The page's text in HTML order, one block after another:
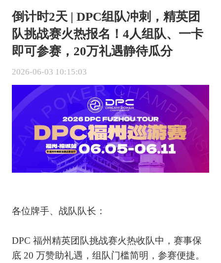
倒计时2天 | DPC组队冲刺，精英团
队挑战赛火热报名！4人组队、一卡
即可参赛，20万礼遇静待瓜分
2026-06-03 10:15:03
各位牌手、战队队长：
DPC 福州精英团队挑战赛火热收队中，赛事保
底 20 万赞助礼遇，组队门槛简明，参赛便捷。